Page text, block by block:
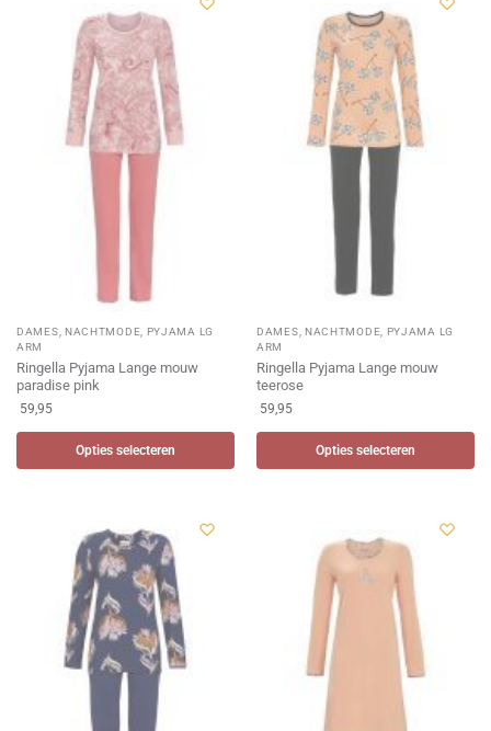
DAMES NACHTMODE
PYJAMA LG
ARM
Ringella Pyjama Lange mouw
paradise pink
59,95
Opties selecteren
DAMES NACHTMODE
PYJAMA LG
ARM
Ringella Pyjama Lange mouw
teerose
59,95
Opties selecteren